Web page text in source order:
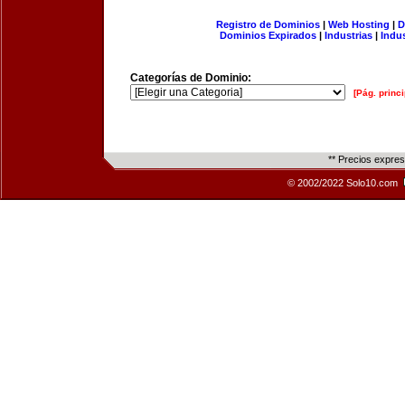
Registro de Dominios| Web Hosting |
Dominios Expirados | Industrias |
Categorías de Dominio:
[Pág.
** Precios
© 2002/2022 Solo10.com